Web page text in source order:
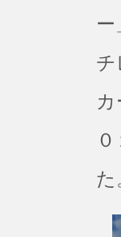
チ
た